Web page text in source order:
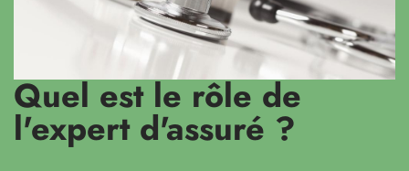
Quel est le rôle de
l'expert d'assuré ?